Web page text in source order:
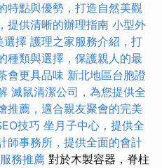
特點與優勢，打造自然美觀
提供清晰的辦理指南 小型外
選擇 護理之家服務介紹，打
種類與選擇，保護親人的最
會更具品味 新北地區台胞證
滅鼠清潔公司，為您提供全
推薦，適合親友聚會的完美
技巧 坐月子中心，提供全
師事務所，提供全面的會計
務推薦 對於木製容器，脊柱